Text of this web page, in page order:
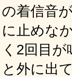
の着信音
に止めな
く2回目
と外に出